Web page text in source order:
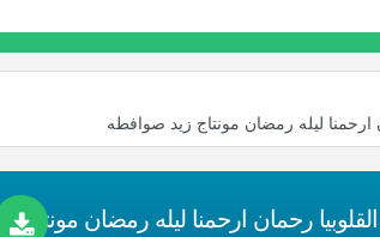
ارحمنا ليله رمضان مونتاج زيد صوافطه
دعاء الشيخ ناصر القطامي بالكويت أدمع العيون وأبكى القلوبيا رحمان ارحمنا ليله رمضان مونتاج زيد صوافطه تحميل Mp3